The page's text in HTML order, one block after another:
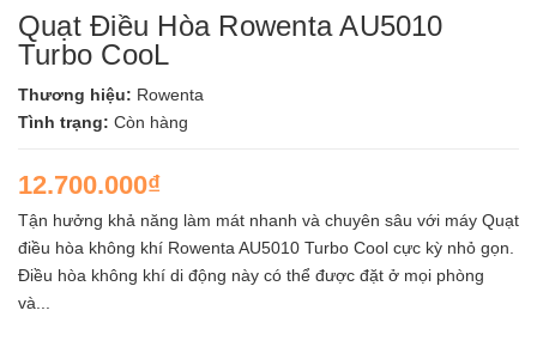
Quạt Điều Hòa Rowenta AU5010
Turbo CooL
Thương hiệu: Rowenta
Tình trạng: Còn hàng
12.700.000₫
Tận hưởng khả năng làm mát nhanh và chuyên sâu với máy Quạt
điều hòa không khí Rowenta AU5010 Turbo Cool cực kỳ nhỏ gọn.
Điều hòa không khí di động này có thể được đặt ở mọi phòng
và...